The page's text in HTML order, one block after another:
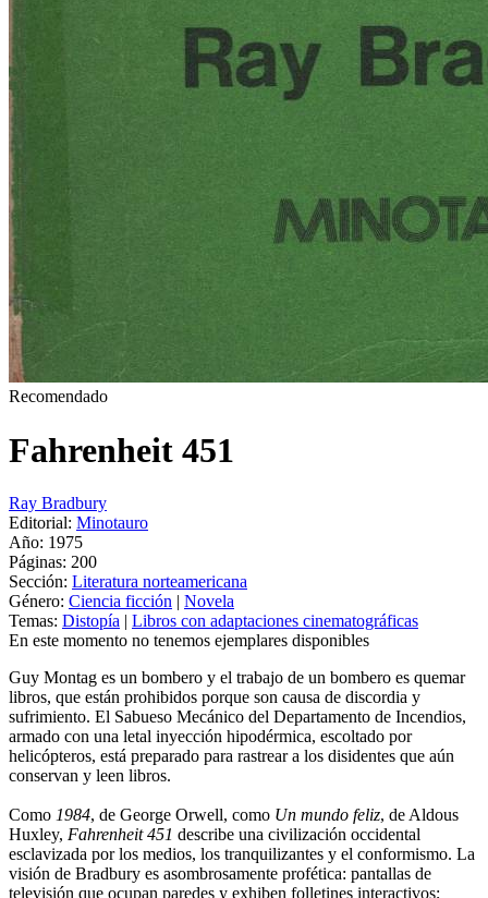
Recomendado
Fahrenheit 451
Ray Bradbury
Editorial: Minotauro
Año: 1975
Páginas: 200
Sección: Literatura norteamericana
Género: Ciencia ficción | Novela
Temas: Distopía | Libros con adaptaciones cinematográficas
En este momento no tenemos ejemplares disponibles
Guy Montag es un bombero y el trabajo de un bombero es quemar
libros, que están prohibidos porque son causa de discordia y
sufrimiento. El Sabueso Mecánico del Departamento de Incendios,
armado con una letal inyección hipodérmica, escoltado por
helicópteros, está preparado para rastrear a los disidentes que aún
conservan y leen libros.
Como 1984, de George Orwell, como Un mundo feliz, de Aldous
Huxley, Fahrenheit 451 describe una civilización occidental
esclavizada por los medios, los tranquilizantes y el conformismo. La
visión de Bradbury es asombrosamente profética: pantallas de
televisión que ocupan paredes y exhiben folletines interactivos;